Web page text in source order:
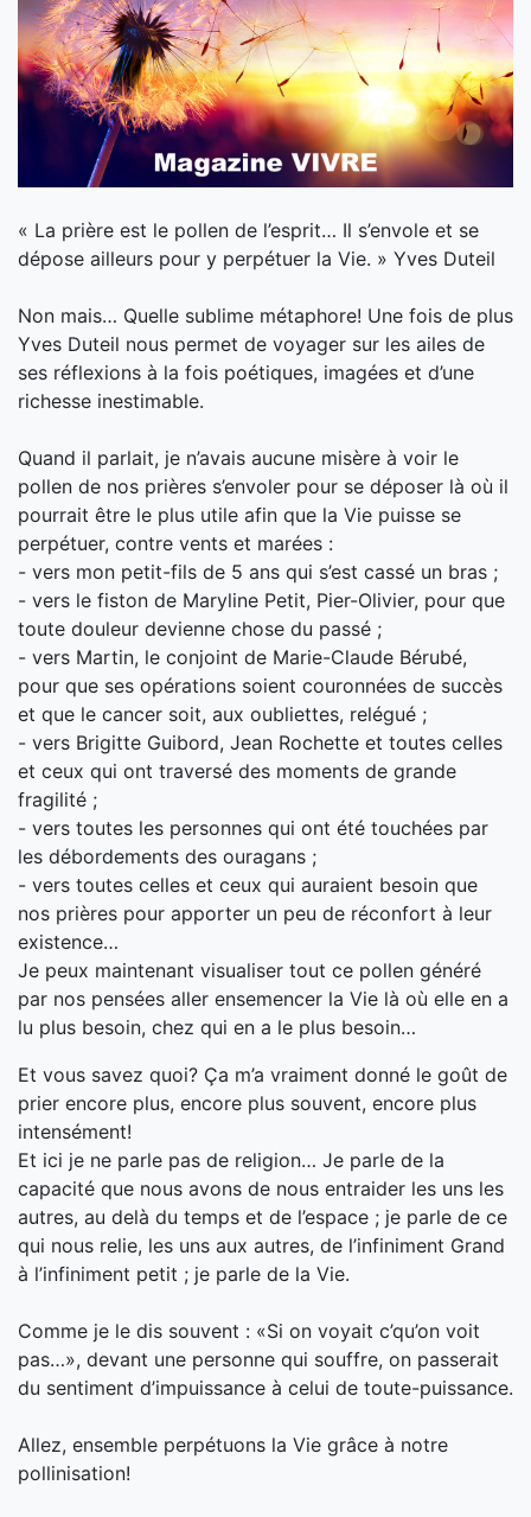
« La prière est le pollen de l’esprit… Il s’envole et se
dépose ailleurs pour y perpétuer la Vie. » Yves Duteil
Non mais… Quelle sublime métaphore! Une fois de plus
Yves Duteil nous permet de voyager sur les ailes de
ses réflexions à la fois poétiques, imagées et d’une
richesse inestimable.
Quand il parlait, je n’avais aucune misère à voir le
pollen de nos prières s’envoler pour se déposer là où il
pourrait être le plus utile afin que la Vie puisse se
perpétuer, contre vents et marées :
- vers mon petit-fils de 5 ans qui s’est cassé un bras ;
- vers le fiston de Maryline Petit, Pier-Olivier, pour que
toute douleur devienne chose du passé ;
- vers Martin, le conjoint de Marie-Claude Bérubé,
pour que ses opérations soient couronnées de succès
et que le cancer soit, aux oubliettes, relégué ;
- vers Brigitte Guibord, Jean Rochette et toutes celles
et ceux qui ont traversé des moments de grande
fragilité ;
- vers toutes les personnes qui ont été touchées par
les débordements des ouragans ;
- vers toutes celles et ceux qui auraient besoin que
nos prières pour apporter un peu de réconfort à leur
existence…
Je peux maintenant visualiser tout ce pollen généré
par nos pensées aller ensemencer la Vie là où elle en a
lu plus besoin, chez qui en a le plus besoin…
Et vous savez quoi? Ça m’a vraiment donné le goût de
prier encore plus, encore plus souvent, encore plus
intensément!
Et ici je ne parle pas de religion… Je parle de la
capacité que nous avons de nous entraider les uns les
autres, au delà du temps et de l’espace ; je parle de ce
qui nous relie, les uns aux autres, de l’infiniment Grand
à l’infiniment petit ; je parle de la Vie.
Comme je le dis souvent : «Si on voyait c’qu’on voit
pas…», devant une personne qui souffre, on passerait
du sentiment d’impuissance à celui de toute-puissance.
Allez, ensemble perpétuons la Vie grâce à notre
pollinisation!